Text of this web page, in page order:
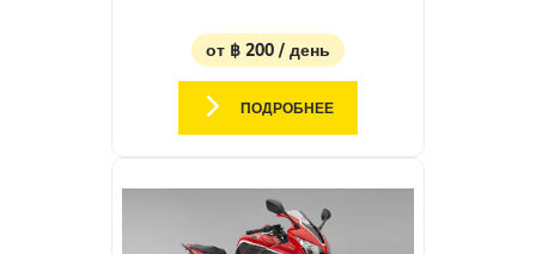
от ฿ 200 / день
ПОДРОБНЕЕ